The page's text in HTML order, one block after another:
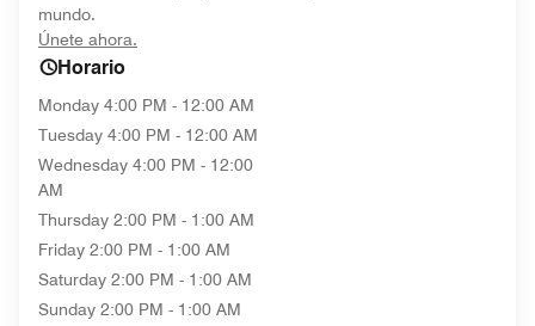
mundo.
Únete ahora.
Horario
Monday 4:00 PM - 12:00 AM
Tuesday 4:00 PM - 12:00 AM
Wednesday 4:00 PM - 12:00
AM
Thursday 2:00 PM - 1:00 AM
Friday 2:00 PM - 1:00 AM
Saturday 2:00 PM - 1:00 AM
Sunday 2:00 PM - 1:00 AM